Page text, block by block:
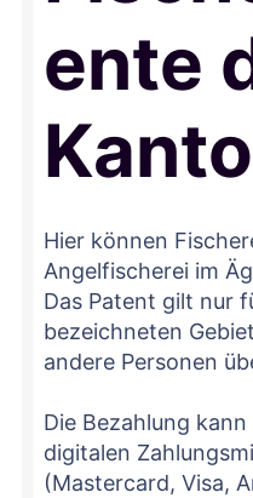
ente
Hier können
Angelfischerei im
Das Patent gilt nur
bezeichneten
andere Personen
Die Bezahlung
digitalen
(Mastercard, Visa,